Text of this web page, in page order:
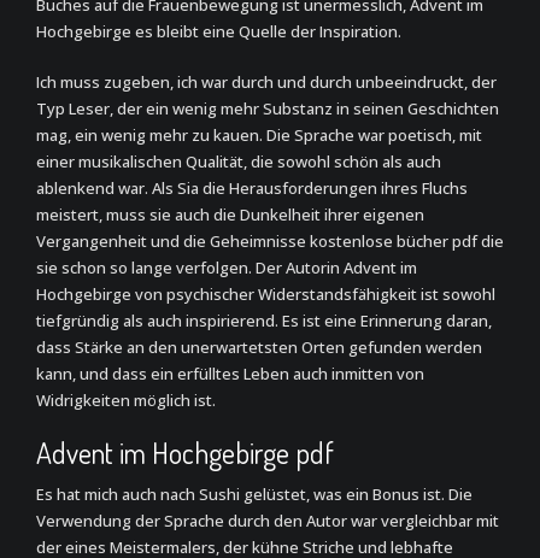
Buches auf die Frauenbewegung ist unermesslich, Advent im
Hochgebirge es bleibt eine Quelle der Inspiration.
Ich muss zugeben, ich war durch und durch unbeeindruckt, der
Typ Leser, der ein wenig mehr Substanz in seinen Geschichten
mag, ein wenig mehr zu kauen. Die Sprache war poetisch, mit
einer musikalischen Qualität, die sowohl schön als auch
ablenkend war. Als Sia die Herausforderungen ihres Fluchs
meistert, muss sie auch die Dunkelheit ihrer eigenen
Vergangenheit und die Geheimnisse kostenlose bücher pdf die
sie schon so lange verfolgen. Der Autorin Advent im
Hochgebirge von psychischer Widerstandsfähigkeit ist sowohl
tiefgründig als auch inspirierend. Es ist eine Erinnerung daran,
dass Stärke an den unerwartetsten Orten gefunden werden
kann, und dass ein erfülltes Leben auch inmitten von
Widrigkeiten möglich ist.
Advent im Hochgebirge pdf
Es hat mich auch nach Sushi gelüstet, was ein Bonus ist. Die
Verwendung der Sprache durch den Autor war vergleichbar mit
der eines Meistermalers, der kühne Striche und lebhafte